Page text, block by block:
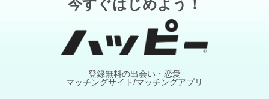
今すぐはじめよう！
登録無料の出会い・恋愛
マッチングサイト/マッチングアプリ